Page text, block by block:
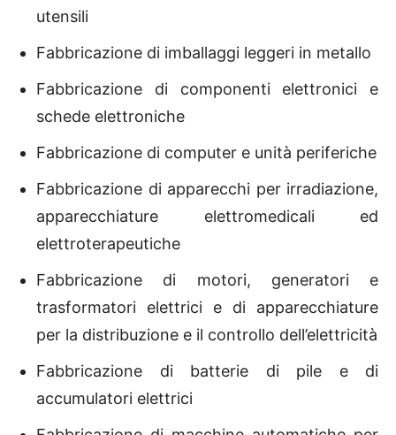
utensili
Fabbricazione di imballaggi leggeri in metallo
Fabbricazione di componenti elettronici e
schede elettroniche
Fabbricazione di computer e unità periferiche
Fabbricazione di apparecchi per irradiazione,
apparecchiature elettromedicali ed
elettroterapeutiche
Fabbricazione di motori, generatori e
trasformatori elettrici e di apparecchiature
per la distribuzione e il controllo dell’elettricità
Fabbricazione di batterie di pile e di
accumulatori elettrici